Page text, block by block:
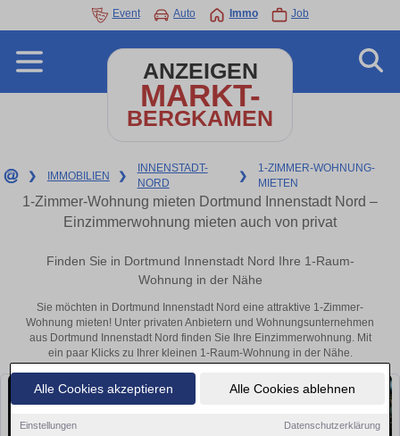
Alle Cookies akzeptieren Alle Cookies ablehnen
Einstellungen Datenschutzerklärung
Event Auto Immo Job
ANZEIGEN
MARKT-
BERGKAMEN
❯ IMMOBILIEN ❯
INNENSTADT-
NORD
❯
1-ZIMMER-WOHNUNG-
MIETEN
1-Zimmer-Wohnung mieten Dortmund Innenstadt Nord –
Einzimmerwohnung mieten auch von privat
Finden Sie in Dortmund Innenstadt Nord Ihre 1-Raum-
Wohnung in der Nähe
Sie möchten in Dortmund Innenstadt Nord eine attraktive 1-Zimmer-
Wohnung mieten! Unter privaten Anbietern und Wohnungsunternehmen
aus Dortmund Innenstadt Nord finden Sie Ihre Einzimmerwohnung. Mit
ein paar Klicks zu Ihrer kleinen 1-Raum-Wohnung in der Nähe.